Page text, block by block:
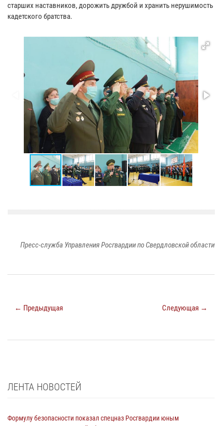
старших наставников, дорожить дружбой и хранить нерушимость
кадетского братства.
Пресс-служба Управления Росгвардии по Свердловской области
← Предыдущая Следующая →
ЛЕНТА НОВОСТЕЙ
Формулу безопасности показал спецназ Росгвардии юным